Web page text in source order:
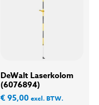
DeWalt Laserkolom
(6076894)
€95,00 excl. BTW.